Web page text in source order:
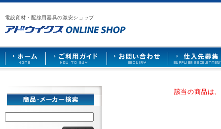
電設資材・配線用器具の激安ショップ
漏
電
ブ
レ
ー
カ
ー
や
照
ケ
ッ
ト
な
ア
ウ
イ
ス
HOME
ご
用
ガ
ド
お
い
合
せ
仕
先
募
該当の商品は